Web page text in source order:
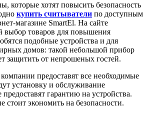
которые хотят повысить безопасность
купить считыватели по доступным
магазине SmartEl. На сайте
выбор товаров для повышения
подобные устройства и для
домов: такой небольшой прибор
защитить от непрошеных гостей.
предоставят все необходимые
установку и обслуживание
гарантию на устройства.
стоит экономить на безопасности.